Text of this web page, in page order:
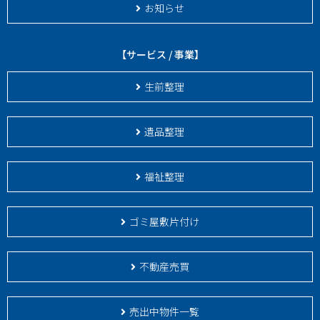
お知らせ
【サービス / 事業】
生前整理
遺品整理
福祉整理
ゴミ屋敷片付け
不動産売買
売出中物件一覧